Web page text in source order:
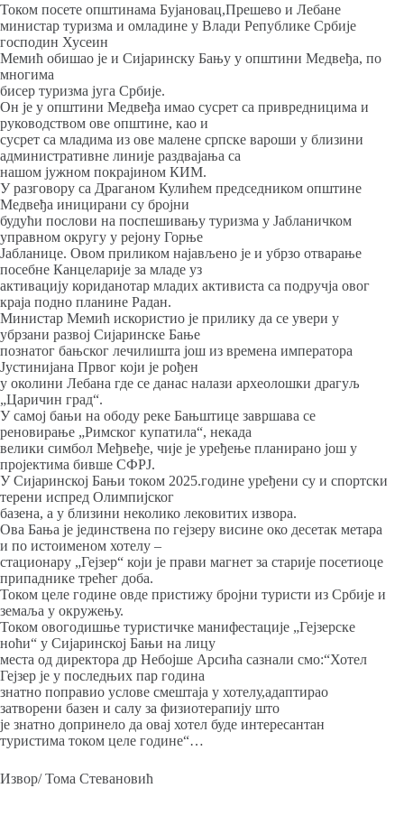
Током посете општинама Бујановац,Прешево и Лебане
министар туризма и омладине у Влади Републике Србије
господин Хусеин
Мемић обишао је и Сијаринску Бању у општини Медвеђа, по
многима
бисер туризма југа Србије.
Он је у општини Медвеђа имао сусрет са привредницима и
руководством ове општине, као и
сусрет са младима из ове малене српске вароши у близини
административне линије раздвајања са
нашом јужном покрајином КИМ.
У разговору са Драганом Кулићем председником општине
Медвеђа иницирани су бројни
будући послови на поспешивању туризма у Јабланичком
управном округу у рејону Горње
Јабланице. Овом приликом најављено је и убрзо отварање
посебне Канцеларије за младе уз
активацију кориданотар младих активиста са подручја овог
краја подно планине Радан.
Министар Мемић искористио је прилику да се увери у
убрзани развој Сијаринске Бање
познатог бањског лечилишта још из времена императора
Јустинијана Првог који је рођен
у околини Лебана где се данас налази археолошки драгуљ
„Царичин град“.
У самој бањи на ободу реке Бањштице завршава се
реновирање „Римског купатила“, некада
велики симбол Међвеђе, чије је уређење планирано још у
пројектима бивше СФРЈ.
У Сијаринској Бањи током 2025.године уређени су и спортски
терени испред Олимпијског
базена, а у близини неколико лековитих извора.
Ова Бања је јединствена по гејзеру висине око десетак метара
и по истоименом хотелу –
стационару „Гејзер“ који је прави магнет за старије посетиоце
припаднике трећег доба.
Током целе године овде пристижу бројни туристи из Србије и
земаља у окружењу.
Током овогодишње туристичке манифестације „Гејзерске
ноћи“ у Сијаринској Бањи на лицу
места од директора др Небојше Арсића сазнали смо:“Хотел
Гејзер је у последњих пар година
знатно поправио услове смештаја у хотелу,адаптирао
затворени базен и салу за физиотерапију што
је знатно допринело да овај хотел буде интересантан
туристима током целе године“…
Извор/ Тома Стевановић